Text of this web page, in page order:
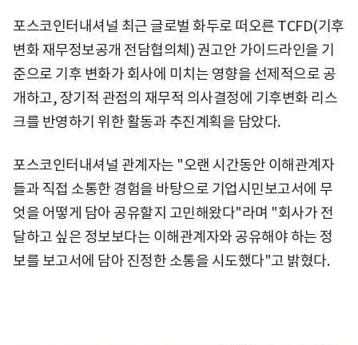
포스코인터내셔널 최근 글로벌 화두로 떠오른 TCFD(기후
변화 재무정보공개 전담협의체) 권고안 가이드라인을 기
준으로 기후 변화가 회사에 미치는 영향을 선제적으로 공
개하고, 장기적 관점의 재무적 의사결정에 기후변화 리스
크를 반영하기 위한 활동과 추진계획을 담았다.
포스코인터내셔널 관계자는 "오랜 시간동안 이해관계자
들과 직접 소통한 경험을 바탕으로 기업시민보고서에 무
엇을 어떻게 담아 공유할지 고민해왔다"라며 "회사가 전
달하고 싶은 정보보다는 이해관계자와 공유해야 하는 정
보를 보고서에 담아 진정한 소통을 시도했다"고 밝혔다.